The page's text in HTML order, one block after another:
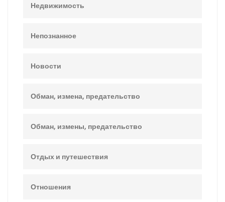
Недвижимость
Непознанное
Новости
Обман, измена, предательство
Обман, измены, предательство
Отдых и путешествия
Отношения